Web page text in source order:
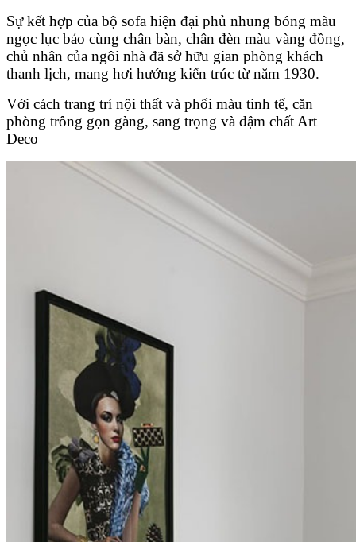
Sự kết hợp của bộ sofa hiện đại phủ nhung bóng màu
ngọc lục bảo cùng chân bàn, chân đèn màu vàng đồng,
chủ nhân của ngôi nhà đã sở hữu gian phòng khách
thanh lịch, mang hơi hướng kiến trúc từ năm 1930.
Với cách trang trí nội thất và phối màu tinh tế, căn
phòng trông gọn gàng, sang trọng và đậm chất Art
Deco